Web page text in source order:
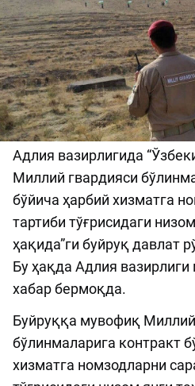
Адлия вазирлигида
Миллий гвардияси
бўйича ҳарбий хизматга
тартиби тўғрисидаги
ҳақида”ги буйруқ давлат
Бу ҳақда Адлия вазирлиги
хабар бермоқда.
Буйруққа мувофиқ
бўлинмаларига контракт
хизматга номзодларни